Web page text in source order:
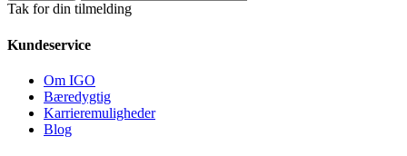
Tak for din tilmelding
Kundeservice
Om IGO
Bæredygtig
Karrieremuligheder
Blog